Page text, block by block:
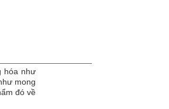
hóa như
mong
đó về